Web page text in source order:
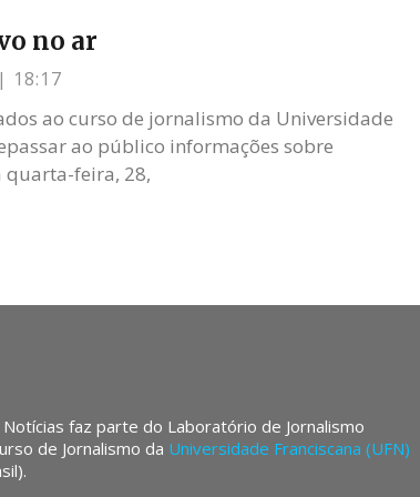
no ar
18:17
ao curso de jornalismo da Universidade
ao público informações sobre
quarta-feira, 28,
Notícias faz parte do Laboratório de Jornalismo
de Jornalismo da Universidade Franciscana (UFN)